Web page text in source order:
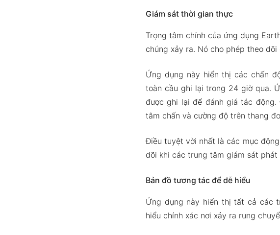
Giám sát thời gian thực
Trọng tâm chính của ứng dụng
chúng xảy ra. Nó cho phép theo
Ứng dụng này hiển thị các chấn
toàn cầu ghi lại trong 24 giờ qua.
được ghi lại để đánh giá tác
tâm chấn và cường độ trên thang
Điều tuyệt vời nhất là các mục
dõi khi các trung tâm giám sát
Bản đồ tương tác để dễ hiểu
Ứng dụng này hiển thị tất cả các
hiểu chính xác nơi xảy ra rung